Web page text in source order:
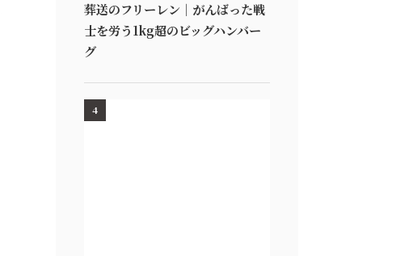
葬送のフリーレン｜がんばった戦
士を労う1kg超のビッグハンバー
グ
4